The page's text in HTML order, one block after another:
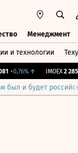
Менеджмент
и технологии
+0,76%↑ IMOEX 2
был и будет